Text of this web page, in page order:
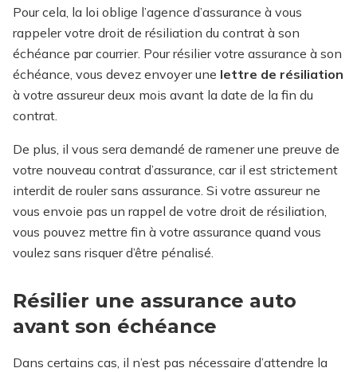
Pour cela, la loi oblige l’agence d’assurance à vous
rappeler votre droit de résiliation du contrat à son
échéance par courrier. Pour résilier votre assurance à son
échéance, vous devez envoyer une lettre de résiliation
à votre assureur deux mois avant la date de la fin du
contrat.
De plus, il vous sera demandé de ramener une preuve de
votre nouveau contrat d’assurance, car il est strictement
interdit de rouler sans assurance. Si votre assureur ne
vous envoie pas un rappel de votre droit de résiliation,
vous pouvez mettre fin à votre assurance quand vous
voulez sans risquer d’être pénalisé.
Résilier une assurance auto
avant son échéance
Dans certains cas, il n’est pas nécessaire d’attendre la